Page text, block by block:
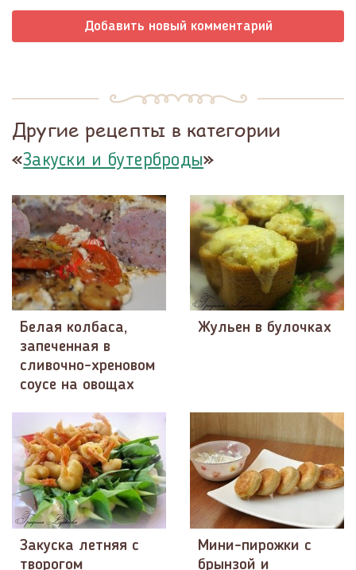
Добавить новый комментарий
Другие рецепты в категории
«Закуски и бутерброды»
Белая колбаса,
запеченная в
сливочно-хреновом
соусе на овощах
Жульен в булочках
Закуска летняя с
творогом
Мини-пирожки с
брынзой и